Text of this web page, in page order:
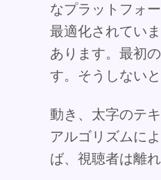
なプラットフォ
最適化されてい
あります。最初
す。そうしない
動き、太字のテ
アルゴリズムに
ば、視聴者は離